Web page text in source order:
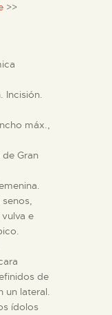
>>
Incisión.
máx.,
de Gran
e
de
un lateral.
ídolos